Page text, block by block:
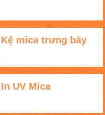
Kệ mica trưng bày
In UV Mica